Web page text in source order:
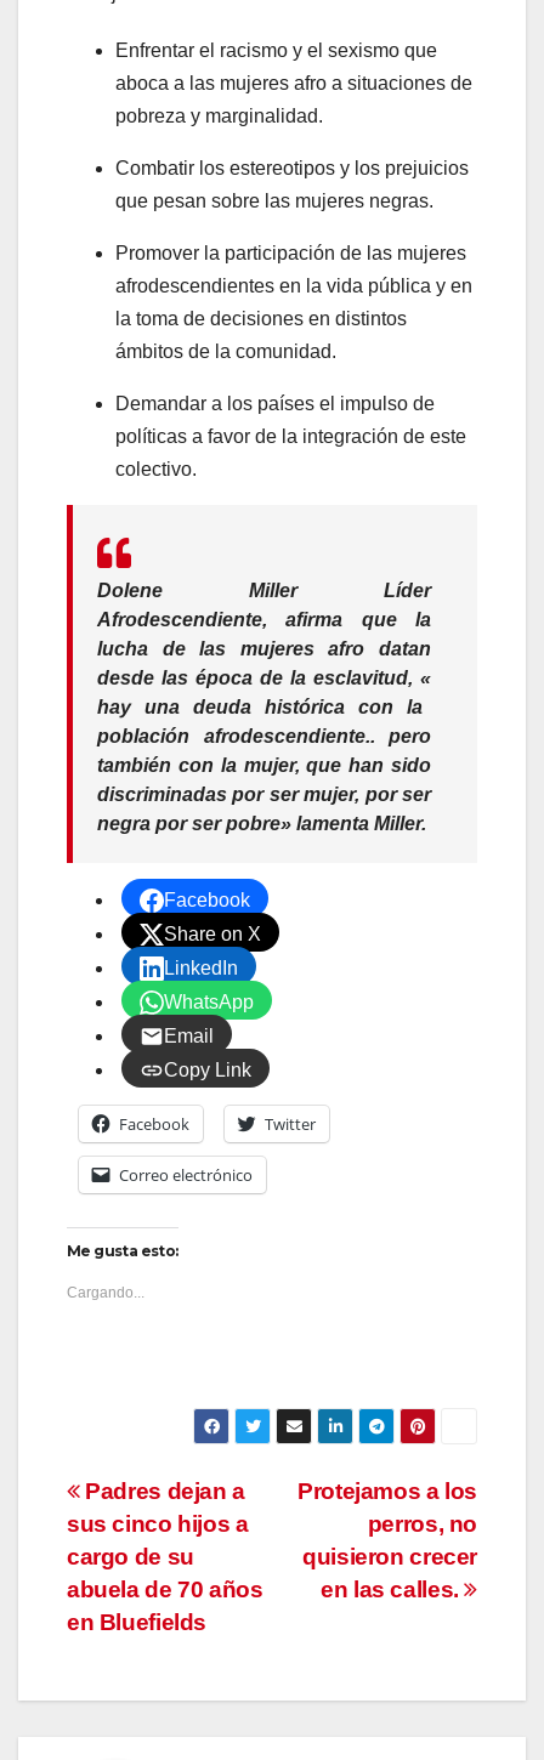
Enfrentar el racismo y el sexismo que
aboca a las mujeres afro a situaciones de
pobreza y marginalidad.
Combatir los estereotipos y los prejuicios
que pesan sobre las mujeres negras.
Promover la participación de las mujeres
afrodescendientes en la vida pública y en
la toma de decisiones en distintos
ámbitos de la comunidad.
Demandar a los países el impulso de
políticas a favor de la integración de este
colectivo.
Dolene Miller Líder
Afrodescendiente, afirma que la
lucha de las mujeres afro datan
desde las época de la esclavitud, «
hay una deuda histórica con la
población afrodescendiente.. pero
también con la mujer, que han sido
discriminadas por ser mujer, por ser
negra por ser pobre» lamenta Miller.
Facebook
Share on X
LinkedIn
WhatsApp
Email
Copy Link
Facebook Twitter
Correo electrónico
Me gusta esto:
Cargando...
Navegación
de
entradas
Protejamos a los
perros, no
quisieron crecer
en las calles.
Padres dejan a
sus cinco hijos a
cargo de su
abuela de 70 años
en Bluefields